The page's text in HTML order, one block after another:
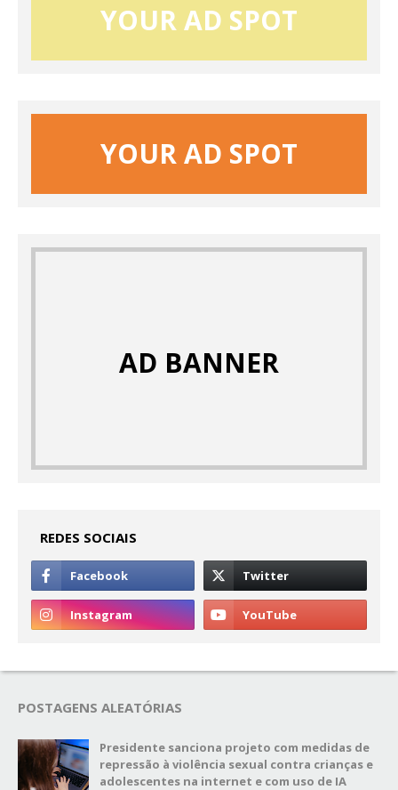
YOUR AD SPOT
YOUR AD SPOT
AD BANNER
REDES SOCIAIS
POSTAGENS ALEATÓRIAS
Presidente sanciona projeto com medidas de
repressão à violência sexual contra crianças e
adolescentes na internet e com uso de IA